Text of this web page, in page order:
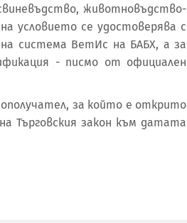
животновъдство-
условието се удостоверява с
система ВетИс на БАБХ, а за
- писмо от официален
за който е открито
Търговския закон към датата